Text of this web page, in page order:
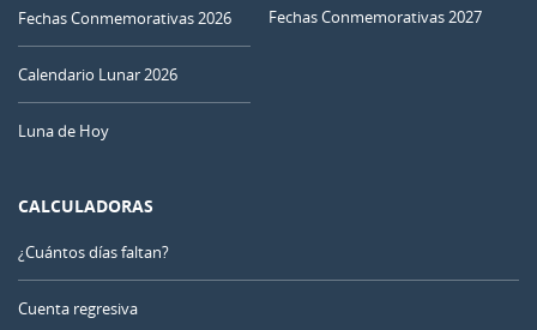
Fechas Conmemorativas 2026
Calendario Lunar 2026
Luna de Hoy
Fechas Conmemorativas 2027
CALCULADORAS
¿Cuántos días faltan?
Cuenta regresiva